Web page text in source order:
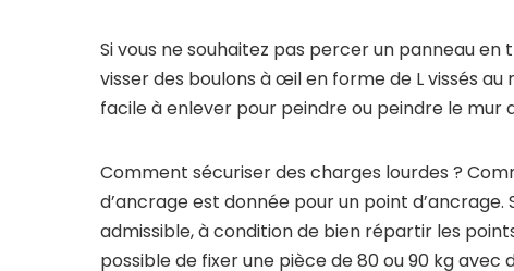
Si vous ne souhaitez pas percer un panneau
visser des boulons à œil en forme de L vissés
facile à enlever pour peindre ou peindre le mur
Comment sécuriser des charges lourdes ?
d’ancrage est donnée pour un point
admissible, à condition de bien répartir les
possible de fixer une pièce de 80 ou 90 kg avec